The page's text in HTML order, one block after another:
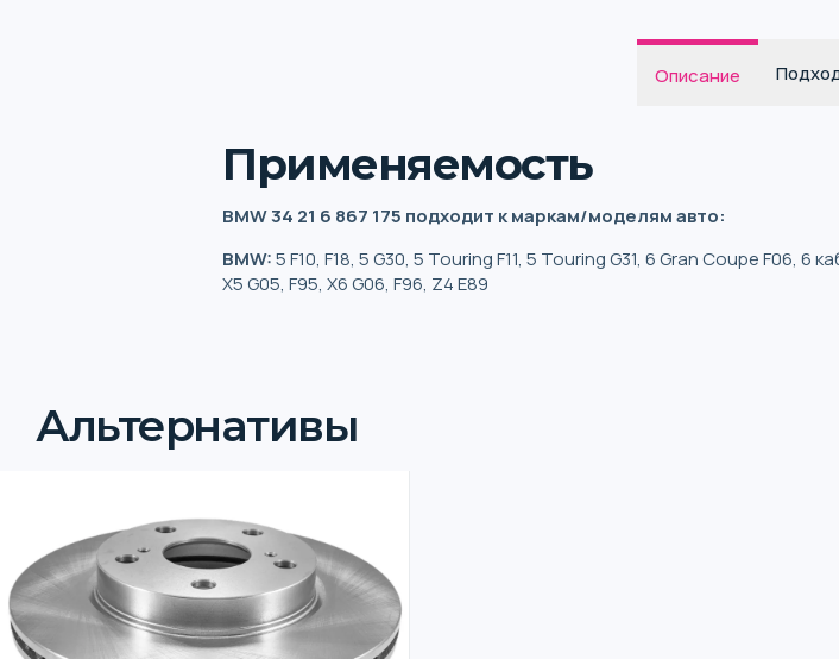
Описание
Применяемость
BMW 34 21 6 867 175 подходит к маркам/моделям авто:
BMW:5 F10, F18, 5 G30, 5 Touring F11, 5 Touring G31, 6 Gran Coupe F06, 6
X5 G05, F95, X6 G06, F96, Z4 E89
Альтернативы